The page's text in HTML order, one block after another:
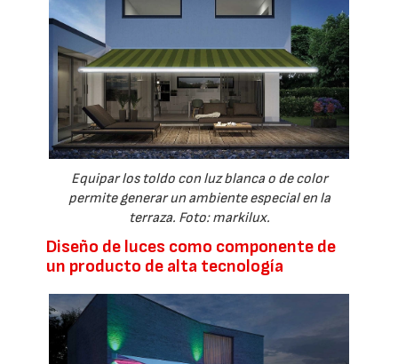
Equipar los toldo con luz blanca o de color
permite generar un ambiente especial en la
terraza. Foto: markilux.
Diseño de luces como componente de
un producto de alta tecnología